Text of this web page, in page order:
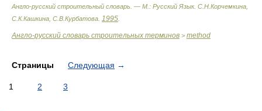
Англо-русский строительный словарь. — М.: Русский Язык. С.Н.Корчемкина,
С.К.Кашкина, С.В.Курбатова 1995
Англо-русский словарь строительных терминов > method
Страницы Следующая →
1 2 3